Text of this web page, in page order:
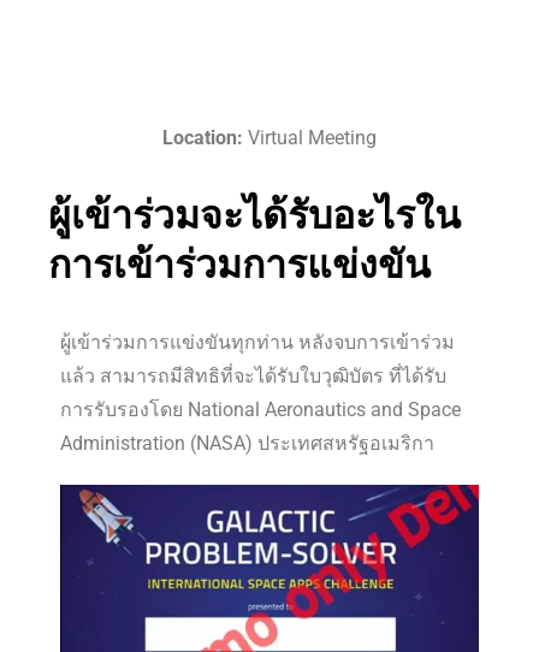
Location: Virtual Meeting
ผู้เข้าร่วมจะได้รับอะไรใน
การเข้าร่วมการแข่งขัน
ผู้เข้าร่วมการแข่งขันทุกท่าน หลังจบการเข้าร่วม
แล้ว สามารถมีสิทธิที่จะได้รับใบวุฒิบัตร ที่ได้รับ
การรับรองโดย National Aeronautics and Space
Administration (NASA) ประเทศสหรัฐอเมริกา